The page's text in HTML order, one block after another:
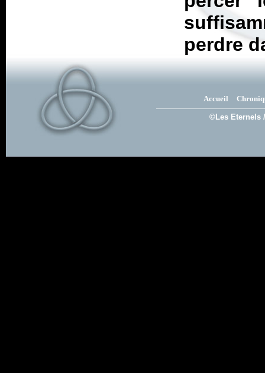
perdre
Accueil
©Les Eternels